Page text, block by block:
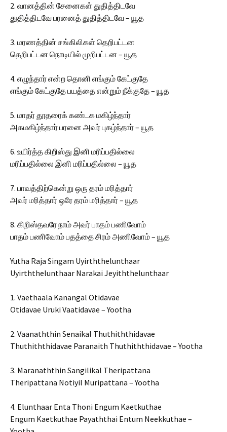
2. வானத்தின் சேனைகள் துதித்திடவே
துதித்திடவே பரனைத் துதித்திடவே – யூத
3. மரணத்தின் சங்கிலிகள் தெறிபட்டன
தெறிபட்டன நொடியில் முறிபட்டன – யூத
4. எழுந்தார் என்ற தொனி எங்கும் கேட்குதே
எங்கும் கேட்குதே பயத்தை என்றும் நீக்குதே – யூத
5. மாதர் தூதரைக் கண்டக மகிழ்ந்தார்
அகமகிழ்ந்தார் பரனை அவர் புகழ்ந்தார் – யூத
6. உயிர்த்த கிறிஸ்து இனி மரிப்பதில்லை
மரிப்பதில்லை இனி மரிப்பதில்லை – யூத
7. பாவத்திற்கென்று ஒரு தரம் மரித்தார்
அவர் மரித்தார் ஒரே தரம் மரித்தார் – யூத
8. கிறிஸ்தவரே நாம் அவர் பாதம் பணிவோம்
பாதம் பணிவோம் பதத்தை சிரம் அணிவோம் – யூத
Yutha Raja Singam Uyirththelunthaar
Uyirththelunthaar Narakai Jeyiththelunthaar
1. Vaethaala Kanangal Otidavae
Otidavae Uruki Vaatidavae – Yootha
2. Vaanaththin Senaikal Thuthiththidavae
Thuthiththidavae Paranaith Thuthiththidavae – Yootha
3. Maranaththin Sangilikal Theripattana
Theripattana Notiyil Muripattana – Yootha
4. Elunthaar Enta Thoni Engum Kaetkuthae
Engum Kaetkuthae Payaththai Entum Neekkuthae –